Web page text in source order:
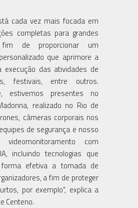
cada vez mais focada em
completas para grandes
de proporcionar um
que aprimore a
execução das atividades de
festivais, entre outros.
estivemos presentes no
realizado no Rio de
câmeras corporais nos
de segurança e nosso
com
incluindo tecnologias que
efetiva a tomada de
a fim de proteger
por exemplo", explica a
Centeno.